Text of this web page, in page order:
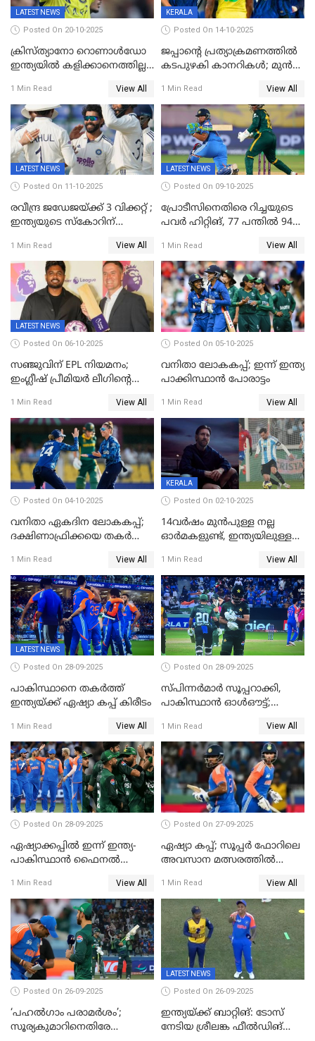
LATEST NEWS
Posted On 20-10-2025
ക്രിസ്ത്യാനോ റൊണാൾഡോ
ഇന്ത്യയിൽ കളിക്കാനെത്തില്ല;
ഉൾപ്പെടുത്തിയില്ല
1 Min Read View All
KERALA
Posted On 14-10-2025
ജപ്പാന്റെ പ്രത്യാക്രമണത്തിൽ
കടപുഴകി കാനറികൾ; മുൻ
ജപ്പാന്റെ ആദ്യ ജയം
1 Min Read View All
LATEST NEWS
Posted On 11-10-2025
രവീന്ദ്ര ജഡേജയ്ക്ക് 3 വിക്കറ്റ് ;
ഇന്ത്യയുടെ സ്കോറിന്
നാല് വിക്കറ്റ് നഷ്ടം
1 Min Read View All
LATEST NEWS
Posted On 09-10-2025
പ്രോടീസിനെതിരെ റിച്ചയുടെ
പവർ ഹിറ്റിങ്, 77 പന്തില്‍ 94
ലക്ഷ്യമൊരുക്കി ഇന്ത്യ; 28
വര്‍ഷം പഴക്കമുള്ള ലോക
റെക്കോര്‍ഡ് തകര്‍ത്ത് സ്മൃതി
1 Min Read View All
LATEST NEWS
Posted On 06-10-2025
സഞ്ജുവിന് EPL നിയമനം;
ഇംഗ്ലീഷ് പ്രീമിയര്‍ ലീഗിന്‍റെ
അംബാസഡര്‍
1 Min Read View All
Posted On 05-10-2025
വനിതാ ലോകകപ്പ്; ഇന്ന് ഇന്ത്യ
പാക്കിസ്ഥാന്‍ പോരാട്ടം
1 Min Read View All
Posted On 04-10-2025
വനിതാ ഏകദിന ലോകകപ്പ്;
ദക്ഷിണാഫ്രിക്കയെ തകർത്ത്
1 Min Read View All
KERALA
Posted On 02-10-2025
14വർഷം മുൻപുള്ള നല്ല
ഓർമകളുണ്ട്, ഇന്ത്യയിലുള്ള
കാത്തിരിക്കുന്നു; വരവ്
സ്ഥിരീകരിച്ച് മെസി
1 Min Read View All
LATEST NEWS
Posted On 28-09-2025
പാകിസ്ഥാനെ തകർത്ത്
ഇന്ത്യയ്ക്ക് ഏഷ്യാ കപ്പ് കിരീടം
1 Min Read View All
Posted On 28-09-2025
സ്പിന്നർമാർ സൂപ്പറാക്കി,
പാകിസ്ഥാൻ ഓൾഔട്ട്;
വിജയലക്ഷ്യം, കുൽദീപിന് 4
വിക്കറ്റ്
1 Min Read View All
Posted On 28-09-2025
ഏഷ്യാക്കപ്പില്‍ ഇന്ന് ഇന്ത്യ-
പാകിസ്ഥാന്‍ ഫൈനല്‍
1 Min Read View All
Posted On 27-09-2025
ഏഷ്യാ കപ്പ്; സൂപ്പർ ഫോറിലെ
അവസാന മത്സരത്തിൽ
1 Min Read View All
Posted On 26-09-2025
‘പഹൽഗാം പരാമർശം’;
സൂര്യകുമാറിനെതിരേ
LATEST NEWS
Posted On 26-09-2025
ഇന്ത്യയ്ക്ക് ബാറ്റിങ്: ടോസ്
നേടിയ ശ്രീലങ്ക ഫീൽഡിങ്